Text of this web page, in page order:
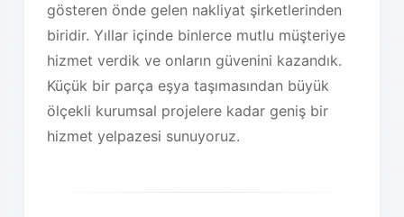
gösteren önde gelen nakliyat şirketlerinden
biridir. Yıllar içinde binlerce mutlu müşteriye
hizmet verdik ve onların güvenini kazandık.
Küçük bir parça eşya taşımasından büyük
ölçekli kurumsal projelere kadar geniş bir
hizmet yelpazesi sunuyoruz.